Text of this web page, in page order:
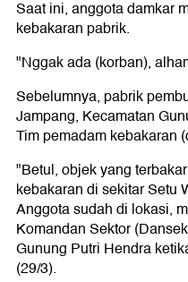
Saat ini, anggota damkar
kebakaran pabrik.
"Nggak ada (korban),
Sebelumnya, pabrik
Jampang, Kecamatan
Tim pemadam kebakaran
"Betul, objek yang
kebakaran di sekitar Setu
Anggota sudah di lokasi,
Komandan Sektor
Gunung Putri Hendra
(29/3).